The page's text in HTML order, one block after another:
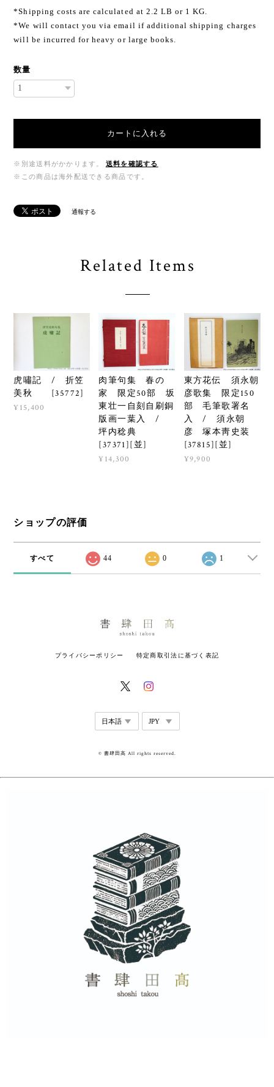
*Shipping costs are calculated at 2.2 LB or 1 KG.
*We will contact you via email if additional shipping charges
will be incurred for heavy or large books.
数量
カートに入れる
※別途送料がかかります。
送料を確認する
※この商品は海外配送できる商品です。
通報する
Related Items
虎嘯記 / 折笠
美秋 [35772]
¥15,400
肉筆句集 春の
家 限定50部 坂
東壮一自刻自刷銅
版画一葉入 /
坪内稔典
[37371][並]
¥14,300
東方花伝 須永朝
彦歌集 限定150
部 毛筆歌署名
入 / 須永朝
彦 塚本靑史装
[37815][並]
¥9,900
ショップの評価
すべて 44 0 1
プライバシーポリシー 特定商取引法に基づく表記
© 書肆田高 All rights reserved.